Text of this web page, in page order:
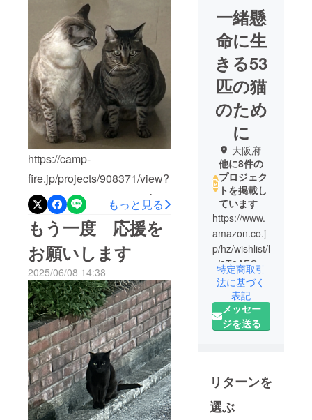
https://camp-
fire.jp/projects/908371/view?
utm_campaign=cp_po_shar
e_c_msg_mypage_projects
_show2026年を無事に迎え
たいですコメントをありが
とうございました。
もっと見る
もう一度 応援を
お願いします
2025/06/08 14:38
一緒懸
命に生
きる53
匹の猫
のため
に
大阪府
他に8件の
プロジェク
トを掲載し
ています
https://www.
amazon.co.j
p/hz/wishlist/l
s/3T8AFGBT
RYP29?
ref_=wl_fv_l
e
特定商取引
法に基づく
表記
メッセー
ジを送る
リターンを
選ぶ